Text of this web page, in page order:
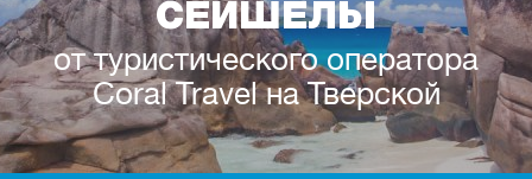
СЕЙШЕЛЫ
от туристического оператора
Coral Travel на Тверской